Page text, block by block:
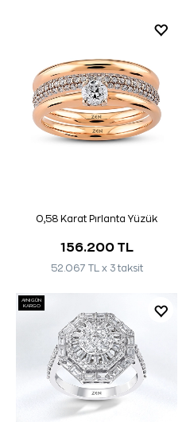
0,58 Karat Pırlanta Yüzük
156.200 TL
52.067 TL x 3 taksit
AYNI GÜN
KARGO